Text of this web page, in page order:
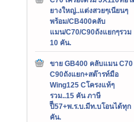
ยางใหญ่..แต่งสวยๆเนียนๆ
พร้อม/CB400คลับ
แมน/C70/C90ถังแยกๆรวม
10 คัน.
ขาย GB400 คลับแมน C70
C90ถังแยก+สต๊ารท์มือ
Wing125 Cโครงแท้ๆ
รวม..15 คัน ภาษี
ปีี57+พ.ร.บ.มีท.บโอนได้ทุก
คัน.